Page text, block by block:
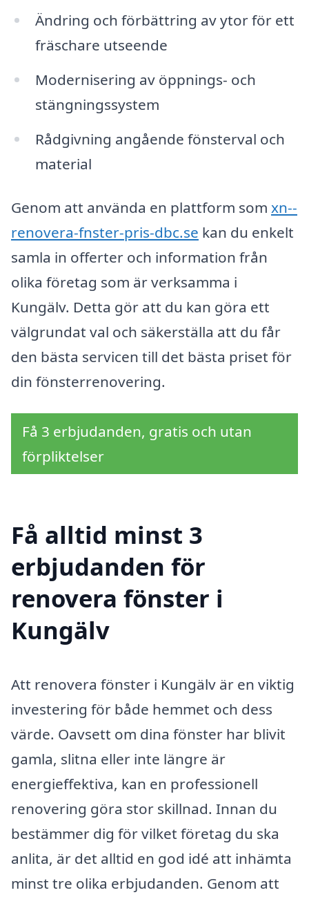
Ändring och förbättring av ytor för ett
fräschare utseende
Modernisering av öppnings- och
stängningssystem
Rådgivning angående fönsterval och
material
Genom att använda en plattform som xn--
renovera-fnster-pris-dbc.se kan du enkelt
samla in offerter och information från
olika företag som är verksamma i
Kungälv. Detta gör att du kan göra ett
välgrundat val och säkerställa att du får
den bästa servicen till det bästa priset för
din fönsterrenovering.
Få 3 erbjudanden, gratis och utan
förpliktelser
Få alltid minst 3
erbjudanden för
renovera fönster i
Kungälv
Att renovera fönster i Kungälv är en viktig
investering för både hemmet och dess
värde. Oavsett om dina fönster har blivit
gamla, slitna eller inte längre är
energieffektiva, kan en professionell
renovering göra stor skillnad. Innan du
bestämmer dig för vilket företag du ska
anlita, är det alltid en god idé att in­hämta
minst tre olika erbjudanden. Genom att